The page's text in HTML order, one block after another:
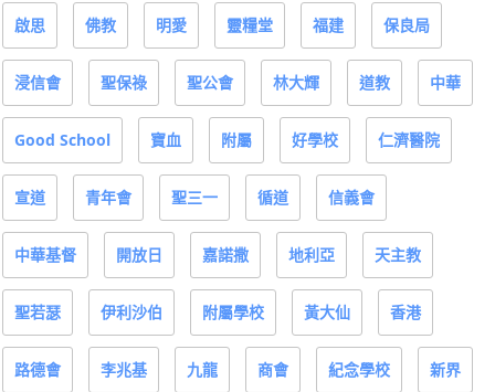
啟思 佛教 明愛 靈糧堂 福建 保良局
浸信會 聖保祿 聖公會 林大輝 道教 中華
Good School 寶血 附屬 好學校 仁濟醫院
宣道 青年會 聖三一 循道 信義會
中華基督 開放日 嘉諾撒 地利亞 天主教
聖若瑟 伊利沙伯 附屬學校 黃大仙 香港
路德會 李兆基 九龍 商會 紀念學校 新界